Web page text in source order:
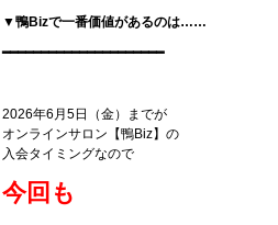
▼鴨Bizで一番価値があるのは……
━━━━━━━━━━━━━━━━━━━━━
2026年6月5日（金）までが
オンラインサロン【鴨Biz】の
入会タイミングなので
今回も